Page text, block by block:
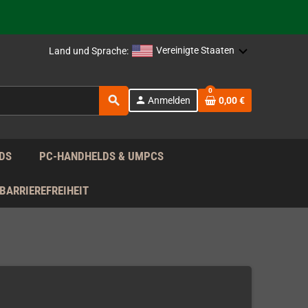
Land und Sprache: Vereinigte Staaten
search person Anmelden
0
0,00 €
PC-HANDHELDS & UMPCS
BARRIEREFREIHEIT